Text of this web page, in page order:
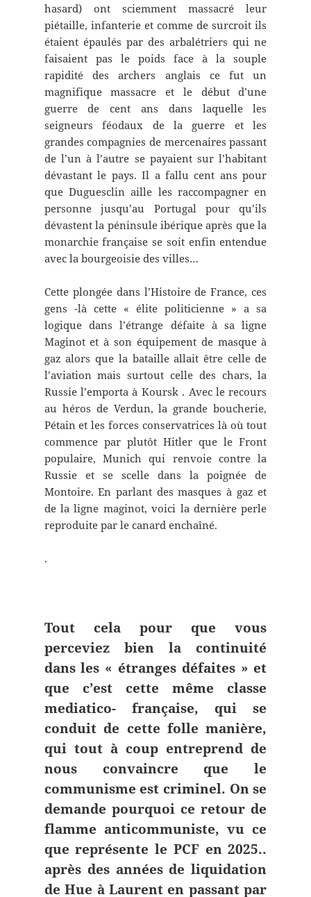
hasard) ont sciemment massacré leur
piétaille, infanterie et comme de surcroit ils
étaient épaulés par des arbalétriers qui ne
faisaient pas le poids face à la souple
rapidité des archers anglais ce fut un
magnifique massacre et le début d’une
guerre de cent ans dans laquelle les
seigneurs féodaux de la guerre et les
grandes compagnies de mercenaires passant
de l’un à l’autre se payaient sur l’habitant
dévastant le pays. Il a fallu cent ans pour
que Duguesclin aille les raccompagner en
personne jusqu’au Portugal pour qu’ils
dévastent la péninsule ibérique après que la
monarchie française se soit enfin entendue
avec la bourgeoisie des villes…
Cette plongée dans l’Histoire de France, ces
gens -là cette « élite politicienne » a sa
logique dans l’étrange défaite à sa ligne
Maginot et à son équipement de masque à
gaz alors que la bataille allait être celle de
l’aviation mais surtout celle des chars, la
Russie l’emporta à Koursk . Avec le recours
au héros de Verdun, la grande boucherie,
Pétain et les forces conservatrices là où tout
commence par plutôt Hitler que le Front
populaire, Munich qui renvoie contre la
Russie et se scelle dans la poignée de
Montoire. En parlant des masques à gaz et
de la ligne maginot, voici la dernière perle
reproduite par le canard enchaîné.
.
Tout cela pour que vous
perceviez bien la continuité
dans les « étranges défaites » et
que c’est cette même classe
mediatico- française, qui se
conduit de cette folle manière,
qui tout à coup entreprend de
nous convaincre que le
communisme est criminel. On se
demande pourquoi ce retour de
flamme anticommuniste, vu ce
que représente le PCF en 2025..
après des années de liquidation
de Hue à Laurent en passant par